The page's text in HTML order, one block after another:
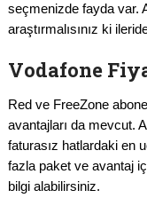
seçmenizde fayda var.
araştırmalısınız ki
Vodafone
Red ve FreeZone
avantajları da mevcut.
faturasız hatlardaki en
fazla paket ve avantaj
bilgi alabilirsiniz.